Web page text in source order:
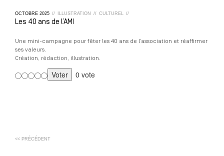
OCTOBRE 2025 // ILLUSTRATION // CULTUREL //
Les 40 ans de l’AMI
Une mini-campagne pour fêter les 40 ans de l’association et réaffirmer
ses valeurs.
Création, rédaction, illustration.
0 vote
<< PRÉCÉDENT